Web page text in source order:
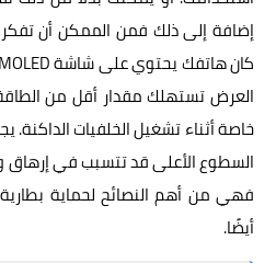
إضافة إلى ذلك فمن الممكن أن
خاصة أثناء تشغيل الخلفيات الداكنة.
السطوع الأعلى قد تتسبب في إرهاق
فهي من أهم النصائح لحماية
أيضًا.